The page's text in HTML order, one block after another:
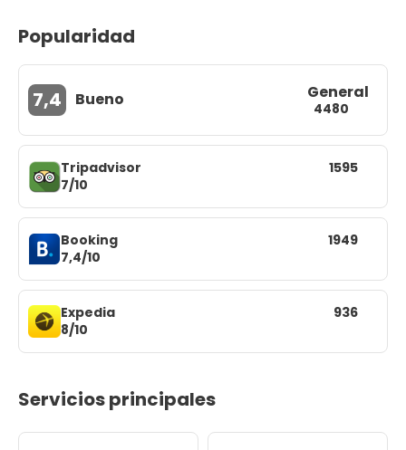
Popularidad
7,4 Bueno General
4480
Tripadvisor
7/10
1595
Booking
7,4/10
1949
Expedia
8/10
936
Servicios principales